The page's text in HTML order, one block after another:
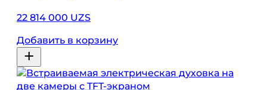
22 814 000 UZS
Добавить в корзину